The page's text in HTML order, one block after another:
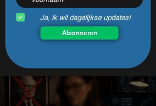
Ja, ik wil dagelijkse updates!
Abonneren